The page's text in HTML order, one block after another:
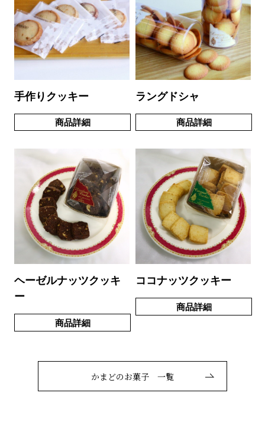
手作りクッキー
商品詳細
ラングドシャ
商品詳細
ヘーゼルナッツクッキ
ー
商品詳細
ココナッツクッキー
商品詳細
かまどのお菓子 一覧